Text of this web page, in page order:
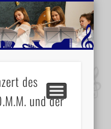
MARIAZELL
des
und der